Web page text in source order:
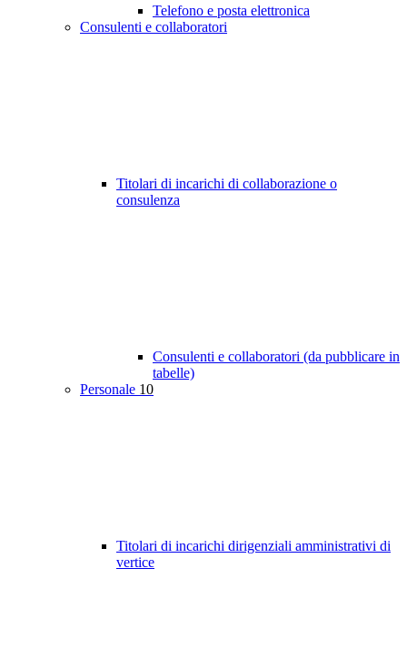
Telefono e posta elettronica
Consulenti e collaboratori
Titolari di incarichi di collaborazione o
consulenza
Consulenti e collaboratori (da pubblicare in
tabelle)
Personale 10
Titolari di incarichi dirigenziali amministrativi di
vertice